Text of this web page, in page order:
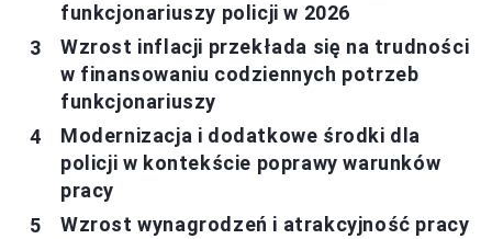
funkcjonariuszy policji w 2026
Wzrost inflacji przekłada się na trudności
w finansowaniu codziennych potrzeb
funkcjonariuszy
Modernizacja i dodatkowe środki dla
policji w kontekście poprawy warunków
pracy
Wzrost wynagrodzeń i atrakcyjność pracy